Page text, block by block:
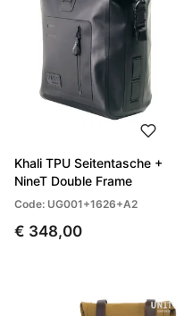
Khali TPU Seitentasche +
NineT Double Frame
Code: UG001+1626+A2
€ 348,00